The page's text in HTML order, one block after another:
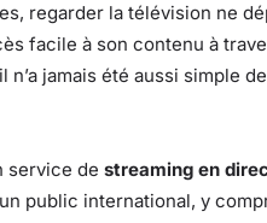
regarder la télévision ne
facile à son contenu à
jamais été aussi simple
service de streaming en
public international, y